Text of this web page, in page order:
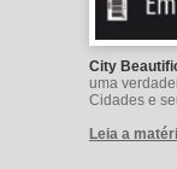
City
uma
Cidades e
Leia a